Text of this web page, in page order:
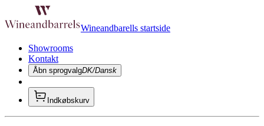
Wineandbarells startside
Showrooms
Kontakt
Åbn sprogvalgDK/Dansk
Indkøbskurv